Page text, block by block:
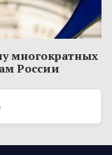
многократных
России